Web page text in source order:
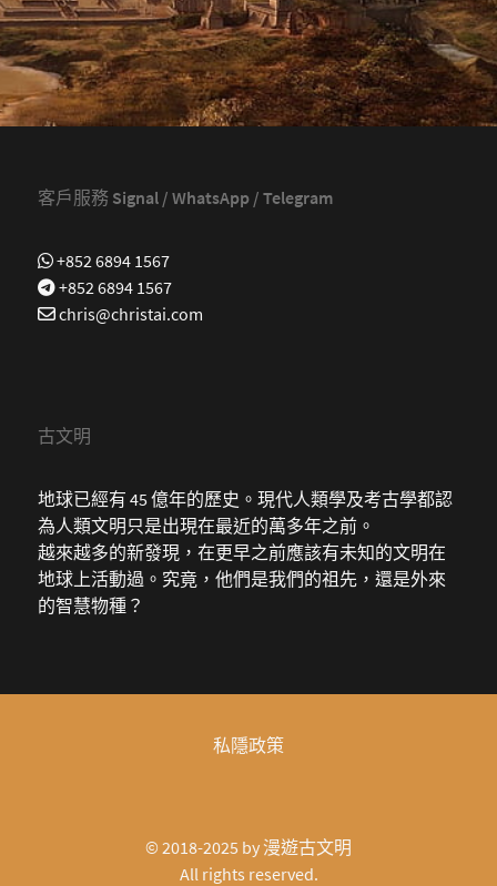
客戶服務 Signal / WhatsApp / Telegram
+852 6894 1567
+852 6894 1567
chris@christai.com
古文明
地球已經有 45 億年的歷史。現代人類學及考古學都認
為人類文明只是出現在最近的萬多年之前。
越來越多的新發現，在更早之前應該有未知的文明在
地球上活動過。究竟，他們是我們的祖先，還是外來
的智慧物種？
私隱政策
© 2018-2025 by 漫遊古文明
All rights reserved.